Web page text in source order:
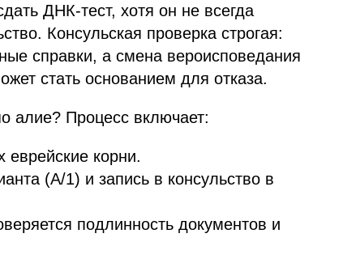
ДНК-тест, хотя он не всегда
Консульская проверка строгая:
справки, а смена вероисповедания
стать основанием для отказа.
алие? Процесс включает:
корни.
(А/1) и запись в консульство в
подлинность документов и